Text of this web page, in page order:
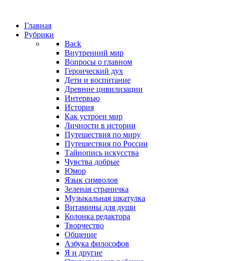
Главная
Рубрики
Back
Внутренний мир
Вопросы о главном
Героический дух
Дети и воспитание
Древние цивилизации
Интервью
История
Как устроен мир
Личности в истории
Путешествия по миру
Путешествия по России
Тайнопись искусства
Чувства добрые
Юмор
Язык символов
Зеленая страничка
Музыкальная шкатулка
Витамины для души
Колонка редактора
Творчество
Общение
Азбука философов
Я и другие